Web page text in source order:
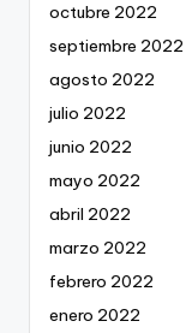
octubre 2022
septiembre 2022
agosto 2022
julio 2022
junio 2022
mayo 2022
abril 2022
marzo 2022
febrero 2022
enero 2022